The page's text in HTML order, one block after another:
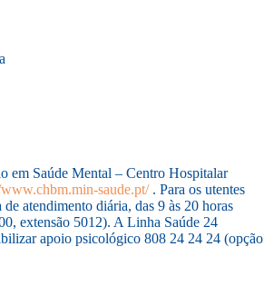
em Saúde Mental – Centro Hospitalar
saude.pt/. Para os utentes
de atendimento diária, das 9 às 20 horas
extensão 5012). A Linha Saúde 24
apoio psicológico 808 24 24 24 (opção